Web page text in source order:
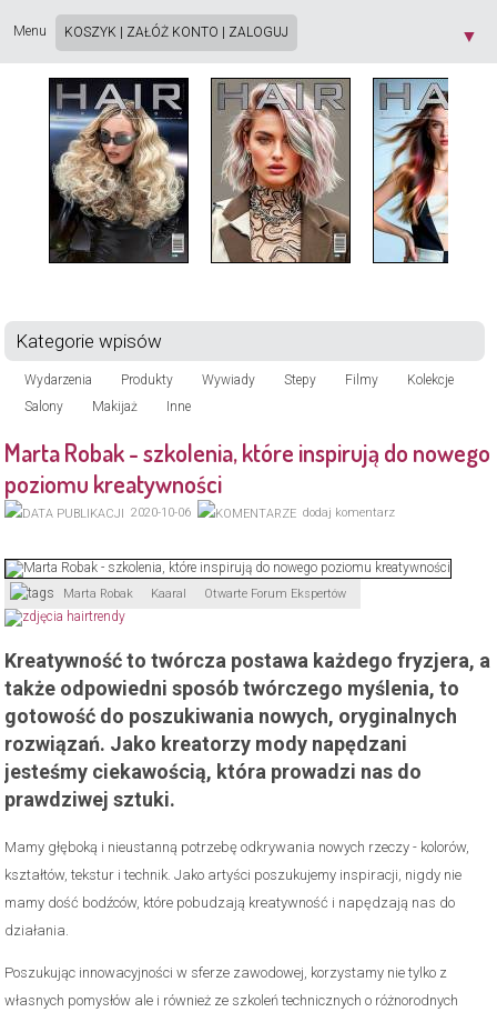
Menu ▼
KOSZYK ZAŁÓŻ KONTO ZALOGUJ
Kategorie wpisów
Wydarzenia Produkty Wywiady Stepy Filmy
Kolekcje
Salony
Makijaż Inne
Marta Robak - szkolenia, które inspirują do nowego
poziomu kreatywności
2020-10-06 dodaj komentarz
Marta Robak Kaaral Otwarte Forum Ekspertów
Kreatywność to twórcza postawa każdego fryzjera, a
także odpowiedni sposób twórczego myślenia, to
gotowość do poszukiwania nowych, oryginalnych
rozwiązań. Jako kreatorzy mody napędzani
jesteśmy ciekawością, która prowadzi nas do
prawdziwej sztuki.
Mamy głęboką i nieustanną potrzebę odkrywania nowych rzeczy - kolorów,
kształtów, tekstur i technik. Jako artyści poszukujemy inspiracji, nigdy nie
mamy dość bodźców, które pobudzają kreatywność i napędzają nas do
działania.
Poszukując innowacyjności w sferze zawodowej, korzystamy nie tylko z
własnych pomysłów ale i również ze szkoleń technicznych o różnorodnych
cookie, zgodnie z aktualnymi ustawieniami przeglądarki. Dowiedz się więcej o
Prywatności [X]